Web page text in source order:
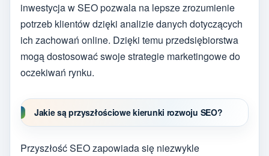
inwestycja w SEO pozwala na lepsze zrozumienie
potrzeb klientów dzięki analizie danych dotyczących
ich zachowań online. Dzięki temu przedsiębiorstwa
mogą dostosować swoje strategie marketingowe do
oczekiwań rynku.
Jakie są przyszłościowe kierunki rozwoju SEO?
Przyszłość SEO zapowiada się niezwykle